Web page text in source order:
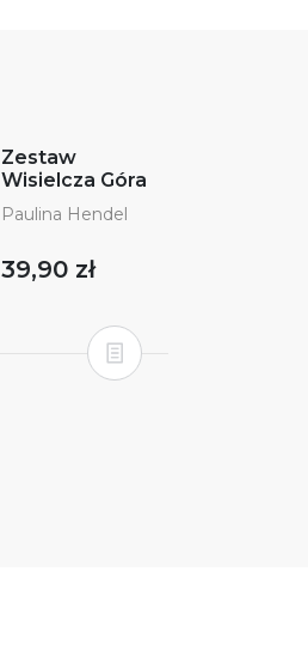
Zestaw
Wisielcza Góra
Paulina Hendel
39,90 zł